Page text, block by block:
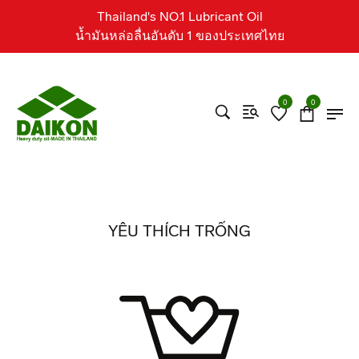
Thailand's NO.1 Lubricant Oil
น้ำมันหล่อลื่นอันดับ 1 ของประเทศไทย
0 0
YÊU THÍCH TRỐNG